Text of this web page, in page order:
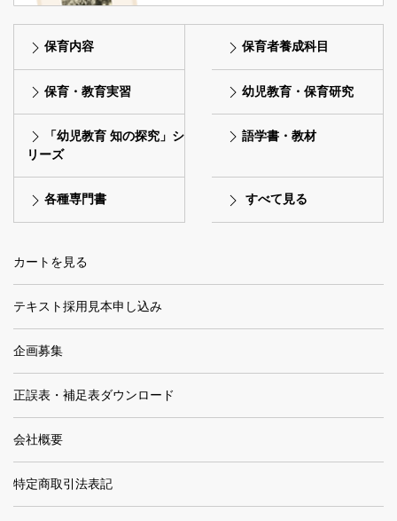
保育内容 保育者養成科目
保育・教育実習 幼児教育・保育研究
「幼児教育 知の探究」シ
リーズ
語学書・教材
各種専門書 すべて見る
カートを見る
テキスト採用見本申し込み
企画募集
正誤表・補足表ダウンロード
会社概要
特定商取引法表記